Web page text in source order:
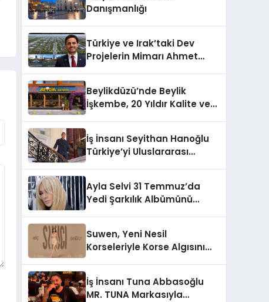
Danışmanlığı
Türkiye ve Irak’taki Dev
Projelerin Mimarı Ahmet
Holding Industrial City”
Projesini Hayata Geçirecek
Beylikdüzü’nde Beylik
İşkembe, 20 Yıldır Kalite ve
İş İnsanı Seyithan Hanoğlu
Türkiye’yi Uluslararası
Ayla Selvi 31 Temmuz’da
Yedi Şarkılık Albümünü
Suwen, Yeni Nesil
Korseleriyle Korse Algısını
İş İnsanı Tuna Abbasoğlu
MR. TUNA Markasıyla